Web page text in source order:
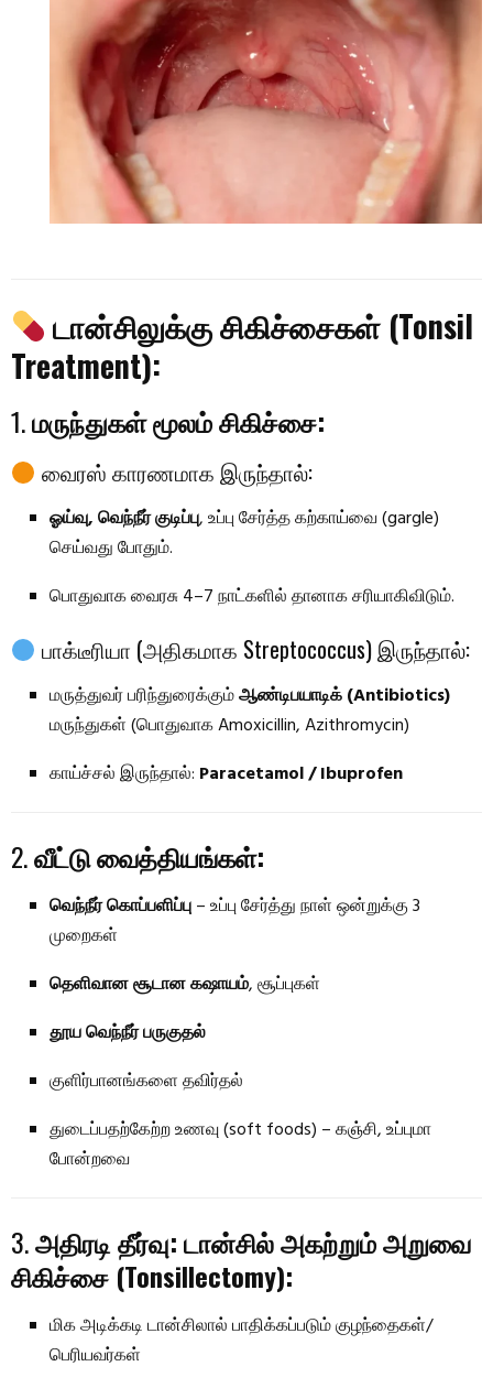
டான்சிலுக்கு சிகிச்சைகள் (Tonsil
Treatment):
1.மருந்துகள் மூலம் சிகிச்சை:
வைரஸ் காரணமாக இருந்தால்:
ஓய்வு, வெந்நீர் குடிப்பு, உப்பு சேர்த்த கற்காய்வை (gargle)
செய்வது போதும்.
பொதுவாக வைரசு 4–7 நாட்களில் தானாக சரியாகிவிடும்.
பாக்டீரியா (அதிகமாக Streptococcus) இருந்தால்:
மருத்துவர் பரிந்துரைக்கும்ஆண்டிபயாடிக் (Antibiotics)
மருந்துகள் (பொதுவாக Amoxicillin, Azithromycin)
காய்ச்சல் இருந்தால்: Paracetamol / Ibuprofen
2.வீட்டு வைத்தியங்கள்:
வெந்நீர் கொப்பளிப்பு– உப்பு சேர்த்து நாள் ஒன்றுக்கு 3
முறைகள்
தெளிவான சூடான கஷாயம், சூப்புகள்
தூய வெந்நீர் பருகுதல்
குளிர்பானங்களை தவிர்தல்
துடைப்பதற்கேற்ற உணவு (soft foods) – கஞ்சி, உப்புமா
போன்றவை
3.அதிரடி தீர்வு: டான்சில் அகற்றும் அறுவை
சிகிச்சை (Tonsillectomy):
மிக அடிக்கடி டான்சிலால் பாதிக்கப்படும் குழந்தைகள்/
பெரியவர்கள்